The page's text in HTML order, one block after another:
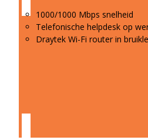
1000/1000 Mbps snelheid
Telefonische helpdesk op
Draytek Wi-Fi router in